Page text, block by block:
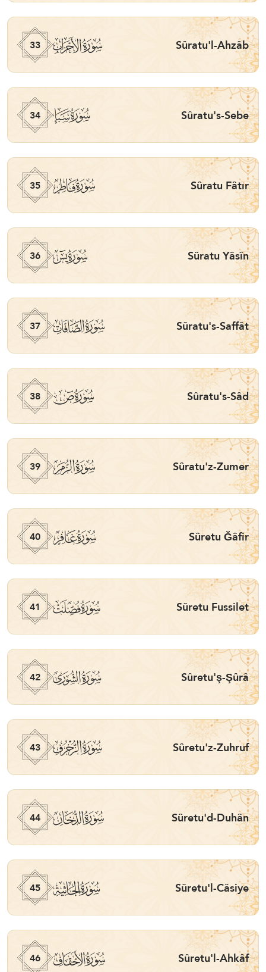
33 ﮭ Sûratu'l-Ahzâb
34 ﮮ Sûratu's-Sebe
35 ﮯ Sûratu Fâtır
36 ﮰ Sûratu Yâsîn
37 ﮱ Sûratu's-Saffât
38 ﯓ Sûratu's-Sâd
39 ﯔ Sûratu'z-Zumer
40 ﯕ Sûretu Ğâfir
41 ﯖ Sûretu Fussilet
42 ﯗ Sûretu'ş-Şûrâ
43 ﯘ Sûretu'z-Zuhruf
44 ﯙ Sûretu'd-Duhân
45 ﯚ Sûretu'l-Câsiye
46 ﯛ Sûretu'l-Ahkâf